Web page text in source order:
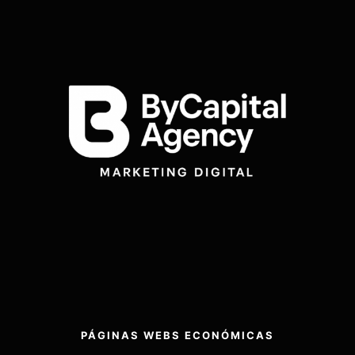
PÁGINAS WEBS ECONÓMICAS